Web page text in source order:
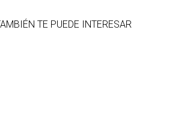
TE PUEDE INTERESAR